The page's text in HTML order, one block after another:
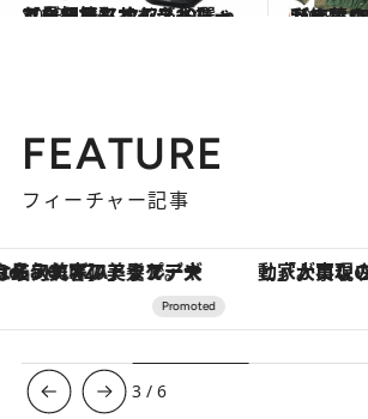
2023.11.4
アウトドアでもデイリーユースでも タフ＆おしゃれな相棒リュック10選 【見た目もサイズもちょうどいい】
ライフスタイル 【紅葉シーズンをさらに彩る】 アウトド
ライフ
FEATURE
フィーチャー記事
「大事なのは地域の意識を変えること」。ロレックス賞受賞の自然保護活動家が実現させたナイジェ
3 /6